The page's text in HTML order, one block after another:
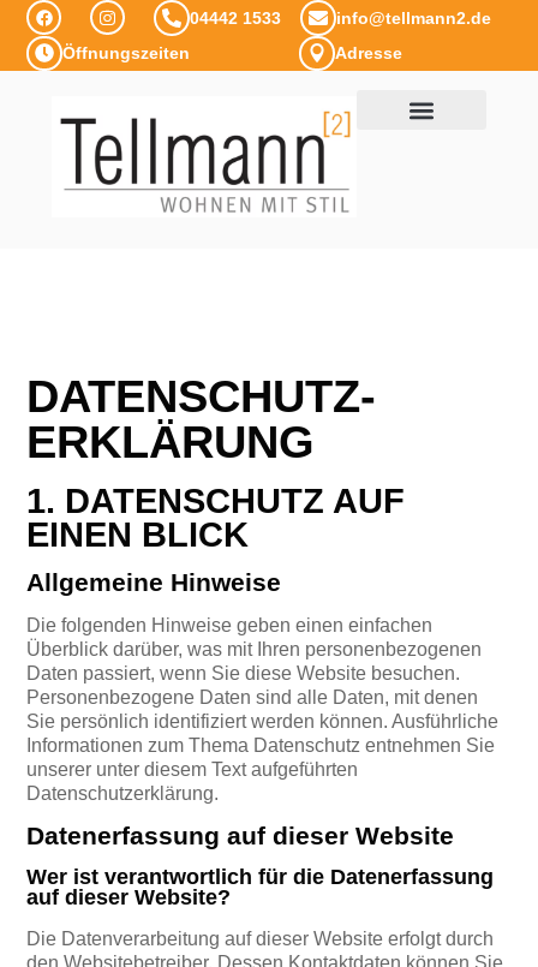
04442 1533
info@tellmann2.de
Öffnungszeiten
Adresse
DATENSCHUTZ­
ERKLÄRUNG
1. DATENSCHUTZ AUF
EINEN BLICK
Allgemeine Hinweise
Die folgenden Hinweise geben einen einfachen
Überblick darüber, was mit Ihren personenbezogenen
Daten passiert, wenn Sie diese Website besuchen.
Personenbezogene Daten sind alle Daten, mit denen
Sie persönlich identifiziert werden können. Ausführliche
Informationen zum Thema Datenschutz entnehmen Sie
unserer unter diesem Text aufgeführten
Datenschutzerklärung.
Datenerfassung auf dieser Website
Wer ist verantwortlich für die Datenerfassung
auf dieser Website?
Die Datenverarbeitung auf dieser Website erfolgt durch
den Websitebetreiber. Dessen Kontaktdaten können Sie